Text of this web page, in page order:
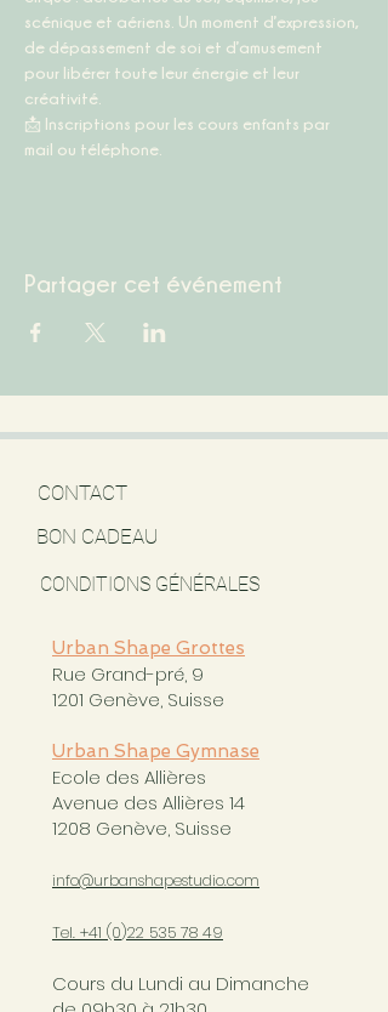
scénique et aériens. Un moment d’expression,
de dépassement de soi et d’amusement
pour libérer toute leur énergie et leur
créativité.
📩 Inscriptions pour les cours enfants par
mail ou téléphone.
Partager cet événement
CONTACT
BON CADEAU
CONDITIONS GÉNÉRALES
Urban Shape Grottes
Rue Grand-pré, 9
1201 Genève, Suisse
Urban Shape Gymnase
Ecole des Allières
Avenue des Allières 14
1208 Genève, Suisse
info@urbanshapestudio.com
Tel. +41 (0)22 535 78 49
Cours du Lundi au Dimanche